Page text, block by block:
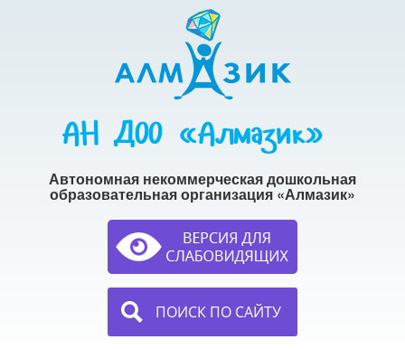
АН ДОО «Алмазик»
Автономная некоммерческая дошкольная
образовательная организация «Алмазик»
ПОИСК ПО САЙТУ